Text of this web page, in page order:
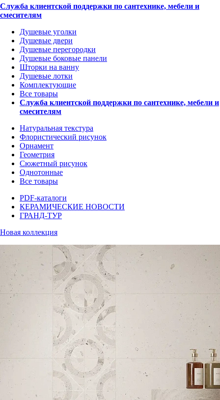
Служба клиентской поддержки по сантехнике, мебели и
смесителям
Душевые уголки
Душевые двери
Душевые перегородки
Душевые боковые панели
Шторки на ванну
Душевые лотки
Комплектующие
Все товары
Служба клиентской поддержки по сантехнике, мебели и
смесителям
Натуральная текстура
Флористический рисунок
Орнамент
Геометрия
Сюжетный рисунок
Однотонные
Все товары
PDF-каталоги
КЕРАМИЧЕСКИЕ НОВОСТИ
ГРАНД-ТУР
Новая коллекция